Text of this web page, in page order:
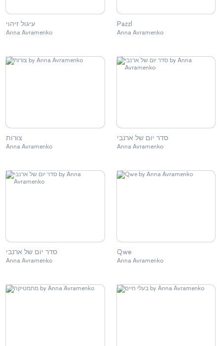
עיגול זיהוי
Anna Avramenko
Pazzl
Anna Avramenko
צורות
Anna Avramenko
סדר יום של ארנבי
Anna Avramenko
סדר יום של ארנבי
Anna Avramenko
Qwe
Anna Avramenko